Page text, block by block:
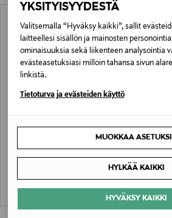
YKSITYISYYDESTÄ
Valitsemalla “Hyväksy kaikki”, sallit
laitteellesi sisällön ja mainosten
ominaisuuksia sekä liikenteen analysointia
evästeasetuksiasi milloin tahansa sivun
linkistä.
Tietoturva ja evästeiden käyttö
MUOKKAA
HYLKÄÄ KAIKKI
HYVÄKSY KAIKKI
2 Tuotetta
Original Price
160,00 € 95,40 €